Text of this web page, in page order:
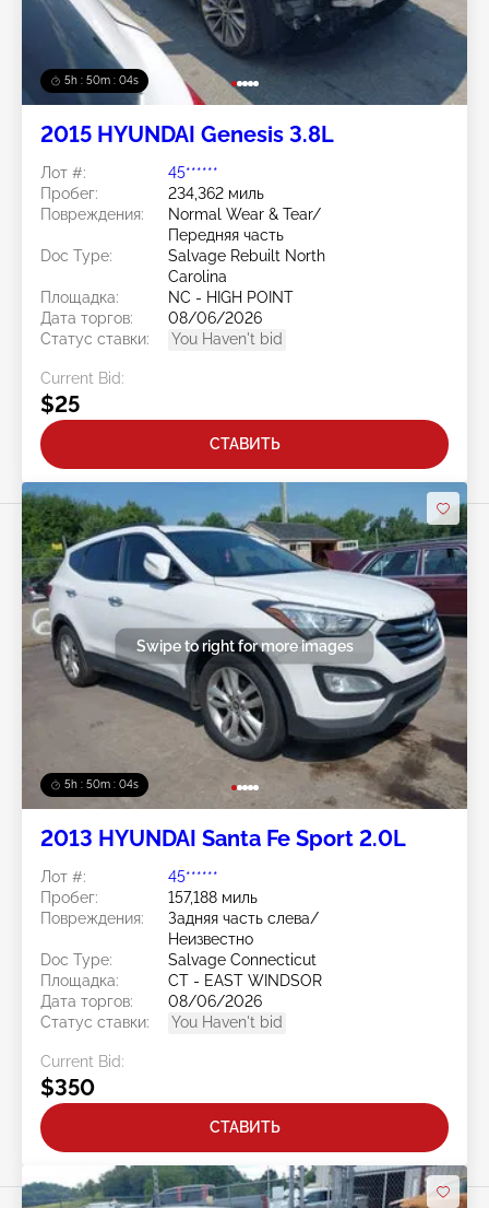
5h : 50m : 01s
2015 HYUNDAI Genesis 3.8L
Лот #:
45******
Пробег:
234,362 миль
Повреждения:
Normal Wear & Tear/
Передняя часть
Doc Type:
Salvage Rebuilt North
Carolina
Площадка:
NC - HIGH POINT
Дата торгов:
08/06/2026
Статус ставки:
You Haven't bid
Current Bid:
$25
СТАВИТЬ
5h : 50m : 01s
Swipe to right for more images
2013 HYUNDAI Santa Fe Sport 2.0L
Лот #:
45******
Пробег:
157,188 миль
Повреждения:
Задняя часть слева/
Неизвестно
Doc Type:
Salvage Connecticut
Площадка:
CT - EAST WINDSOR
Дата торгов:
08/06/2026
Статус ставки:
You Haven't bid
Current Bid:
$350
СТАВИТЬ